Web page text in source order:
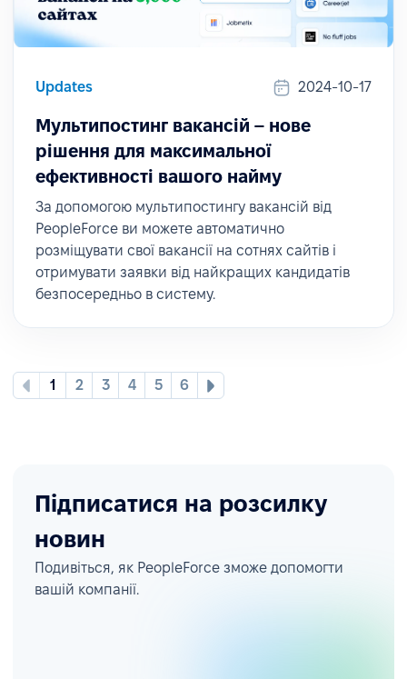
Updates 2024-10-17
Мультипостинг вакансій – нове
рішення для максимальної
ефективності вашого найму
За допомогою мультипостингу вакансій від
PeopleForce ви можете автоматично
розміщувати свої вакансії на сотнях сайтів і
отримувати заявки від найкращих кандидатів
безпосередньо в систему.
1 2 3 4 5 6
Підписатися на розсилку
новин
Подивіться, як PeopleForce зможе допомогти
вашій компанії.